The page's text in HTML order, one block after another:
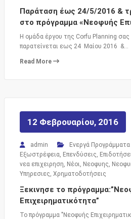
Παράταση έως 24/5/2016 &
στο πρόγραμμα «Νεοφυής
Η ομάδα έργου της Corfu Planning σας
παρατείνεται εως 24 Μαίου 2016 &…
Read More
12 Φεβρουαρίου, 2016
admin Ενεργά Προγράμματα
Εξωστρέφεια Επενδύσεις
νεα επιχειρηση Νέοι Νεοφυης
Υπηρεσιες Χρηματοδοτήσεις
Ξεκινησε το
Επιχειρηματικότητα”
Το πρόγραμμα "Νεοφυής